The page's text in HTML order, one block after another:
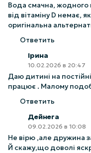
Вода смачна, жодного
від вітаміну D немає,
оригінальна
Ответить
Ірина
10.02.2026 в 20:47
Даю дитині на
працює . Малому
Ответить
Дейнега
09.02.2026 в 10:08
Не вірю ,але дружина
Й скажу,що доволі